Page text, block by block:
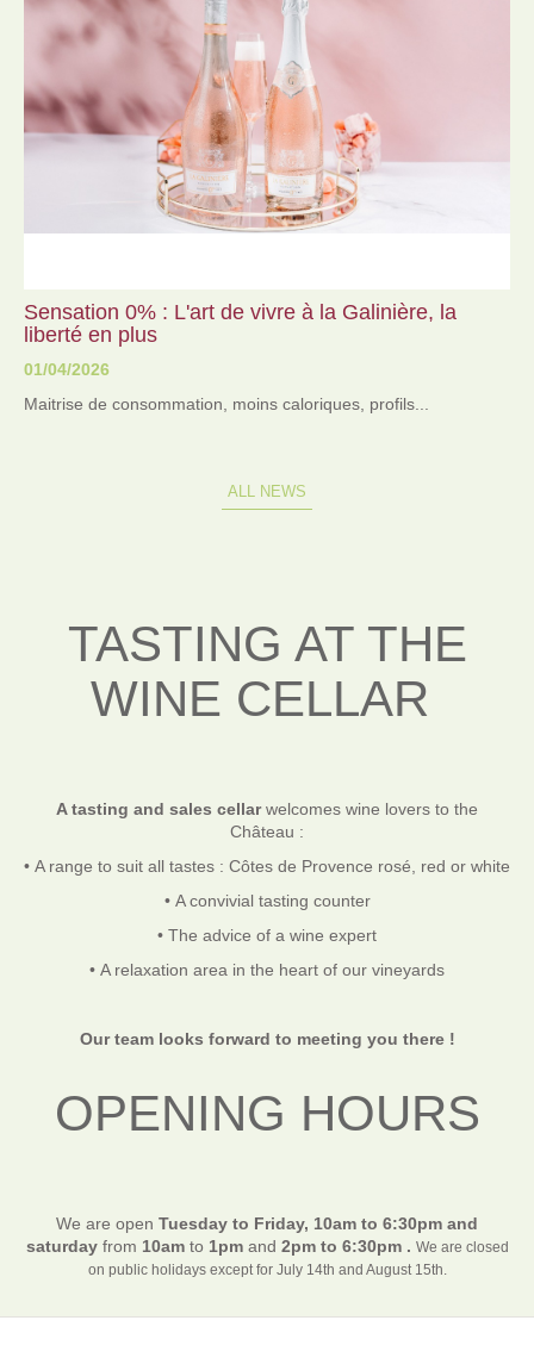
Sensation 0% : L'art de vivre à la Galinière, la
liberté en plus
01/04/2026
Maitrise de consommation, moins caloriques, profils...
ALL NEWS
TASTING AT THE
WINE CELLAR
A tasting and sales cellarwelcomes wine lovers to the
Château :
• A range to suit all tastes : Côtes de Provence rosé, red or white
• A convivial tasting counter
• The advice of a wine expert
• A relaxation area in the heart of our vineyards
Our team looks forward to meeting you there !
OPENING HOURS
We are open Tuesday to Friday, 10am to 6:30pm and
saturday from 10amto 1pm and 2pm to 6:30pm . We are closed
on public holidays except for July 14th and August 15th.